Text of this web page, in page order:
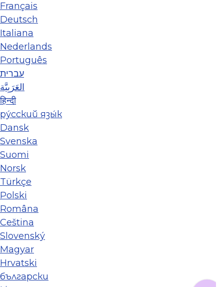
Français
Deutsch
Italiana
Nederlands
Português
עברית
العَرَبِيَّة
हिन्दी
ру́сский язы́к
Dansk
Svenska
Suomi
Norsk
Türkçe
Polski
Româna
Ceština
Slovenský
Magyar
Hrvatski
български